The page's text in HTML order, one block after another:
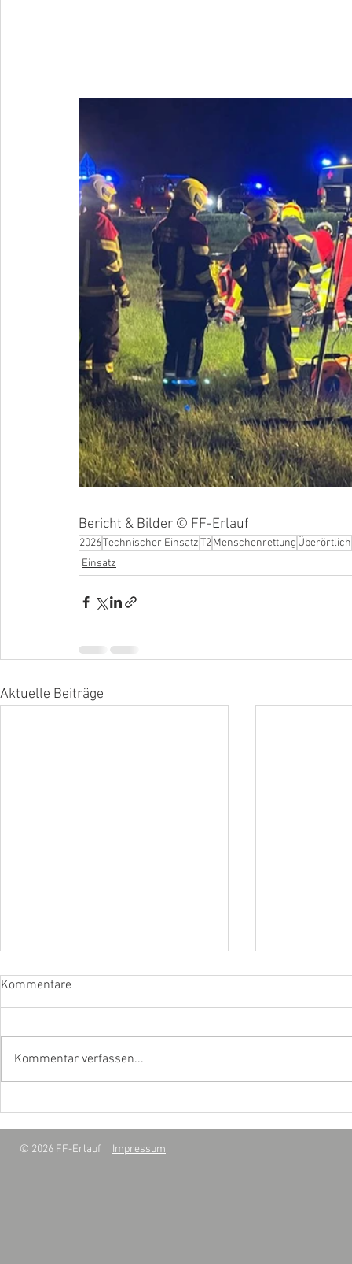
Bericht & Bilder © FF-Erlauf
2026Technischer EinsatzT2Menschenrettung Überörtlich
Einsatz
Aktuelle Beiträge
Kommentare
Kommentar verfassen...
© 2026 FF-Erlauf Impressum